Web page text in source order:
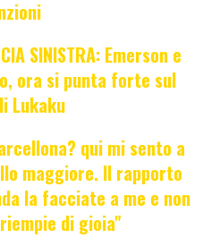
SINISTRA: Emerson e
ora si punta forte sul
Lukaku
qui mi sento a
maggiore. Il rapporto
la facciate a me e non
di gioia"